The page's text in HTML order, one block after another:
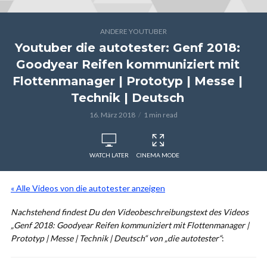
ANDERE YOUTUBER
Youtuber die autotester: Genf 2018:
Goodyear Reifen kommuniziert mit
Flottenmanager | Prototyp | Messe |
Technik | Deutsch
16. März 2018 1 min read
WATCH LATER CINEMA MODE
« Alle Videos von die autotester anzeigen
Nachstehend findest Du den Videobeschreibungstext des Videos
„Genf 2018: Goodyear Reifen kommuniziert mit Flottenmanager |
Prototyp | Messe | Technik | Deutsch“ von „die autotester“: